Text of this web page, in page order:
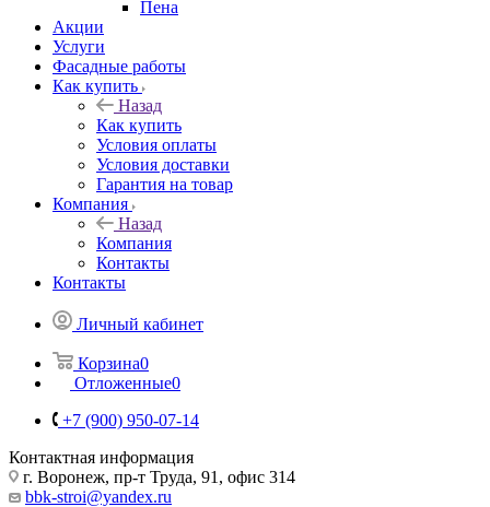
Пена
Акции
Услуги
Фасадные работы
Как купить
Назад
Как купить
Условия оплаты
Условия доставки
Гарантия на товар
Компания
Назад
Компания
Контакты
Контакты
Личный кабинет
Корзина0
Отложенные0
+7 (900) 950-07-14
Контактная информация
г. Воронеж, пр-т Труда, 91, офис 314
bbk-stroi@yandex.ru